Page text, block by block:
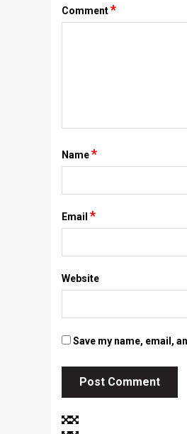
Comment*
Name*
Email *
Website
Save my name, email,